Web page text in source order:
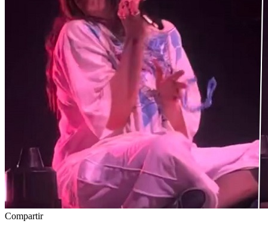
Compartir